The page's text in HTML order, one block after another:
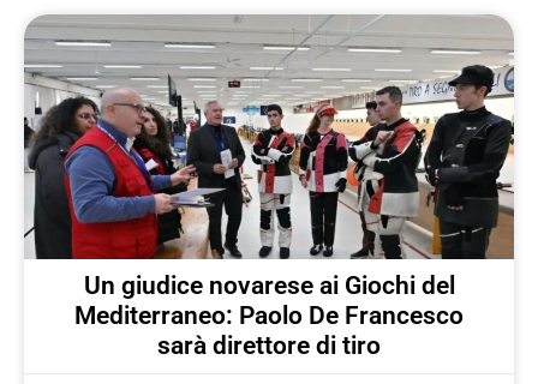
Un giudice novarese ai Giochi del
Mediterraneo: Paolo De Francesco
sarà direttore di tiro